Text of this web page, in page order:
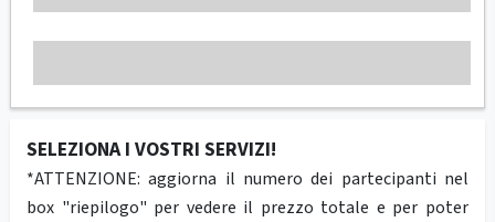
SELEZIONA I VOSTRI SERVIZI!
*ATTENZIONE: aggiorna il numero dei partecipanti nel
box "riepilogo" per vedere il prezzo totale e per poter